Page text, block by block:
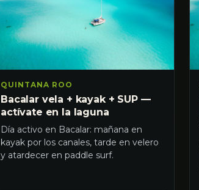
QUINTANA ROO
Bacalar vela + kayak + SUP —
actívate en la laguna
Día activo en Bacalar: mañana en
kayak por los canales, tarde en velero
y atardecer en paddle surf.